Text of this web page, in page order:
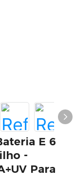
E 6
-
Para